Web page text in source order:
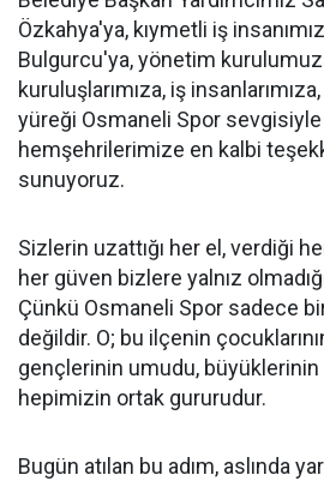
Özkahya'ya, kıymetli iş
Bulgurcu'ya, yönetim
kuruluşlarımıza, iş
yüreği Osmaneli Spor
hemşehrilerimize en kalbi
sunuyoruz.
Sizlerin uzattığı her el, verdiği
her güven bizlere yalnız
Çünkü Osmaneli Spor sadece
değildir. O; bu ilçenin
gençlerinin umudu, büyüklerinin
hepimizin ortak gururudur.
Bugün atılan bu adım, aslında